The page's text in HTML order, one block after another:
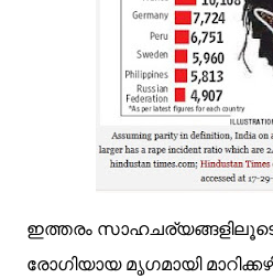
ഇത്തരം
രോഗിയായ മൃഗമായി